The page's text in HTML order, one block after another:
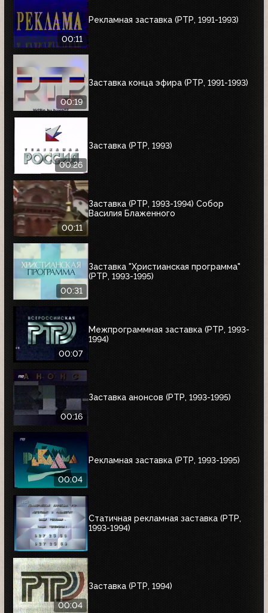
00:11
Рекламная заставка (РТР, 1991-1993)
00:19
Заставка конца эфира (РТР, 1991-1993)
00:26
Заставка (РТР, 1993)
00:11
Заставка (РТР, 1993-1994) Собор
Василия Блаженного
00:31
Заставка "Христианская программа"
(РТР, 1993-1995)
00:07
Межпрограммная заставка (РТР, 1993-
1994)
00:16
Заставка анонсов (РТР, 1993-1995)
00:04
Рекламная заставка (РТР, 1993-1995)
Статичная рекламная заставка (РТР,
1993-1994)
00:04
Заставка (РТР, 1994)